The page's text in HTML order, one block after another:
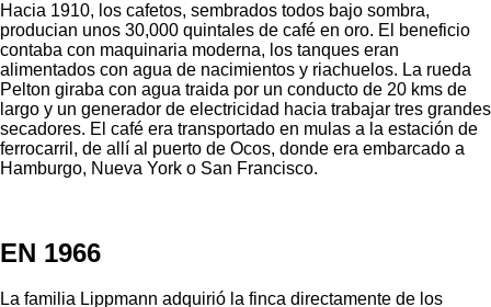
Hacia 1910, los cafetos, sembrados todos bajo sombra,
producian unos 30,000 quintales de café en oro. El beneficio
contaba con maquinaria moderna, los tanques eran
alimentados con agua de nacimientos y riachuelos. La rueda
Pelton giraba con agua traida por un conducto de 20 kms de
largo y un generador de electricidad hacia trabajar tres grandes
secadores. El café era transportado en mulas a la estación de
ferrocarril, de allí al puerto de Ocos, donde era embarcado a
Hamburgo, Nueva York o San Francisco.
EN 1966
La familia Lippmann adquirió la finca directamente de los